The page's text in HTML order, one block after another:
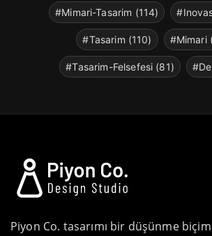
#Mimari-Tasarim (114)
#Tasarim (110) #Mimari
#Tasarim-Felsefesi (81)
Piyon Co. tasarımı bir düşünme